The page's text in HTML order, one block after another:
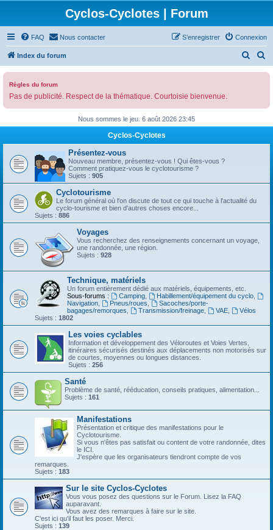
Cyclos-Cyclotes | Forum
FAQ Nous contacter Connexion
S’enregistrer
Index du forum
r
c
r
r
c
r
Règles du forum
Pas de publicité. Respect de la thématique. Courtoisie bienvenue.
Nous sommes le jeu. 6 août 2026 23:45
Cyclos-Cyclotes
Présentez-vous
Nouveau membre, présentez-vous ! Qui êtes-vous ?
Comment pratiquez-vous le cyclotourisme ?
Sujets : 905
Cyclotourisme
Le forum général où l'on discute de tout ce qui touche à l'actualité du
cyclo-tourisme et bien d'autres choses encore...
Sujets : 886
Voyages
Vous recherchez des renseignements concernant un voyage,
une randonnée, une région.
Sujets : 928
Technique, matériels
Un forum entièrement dédié aux matériels, équipements, etc.
Sous-forums :
Camping, Habillement/équipement du cyclo,
Navigation
Pneus/roues
Sacoches/porte-
bagages/remorques
Transmission/freinage, VAE,
Vélos
Sujets : 1802
Les voies cyclables
Information et développement des Véloroutes et Voies Vertes,
itinéraires sécurisés destinés aux déplacements non motorisés sur
de courtes, moyennes ou longues distances.
Sujets : 256
Santé
Problème de santé, rééducation, conseils pratiques, alimentation...
Sujets : 161
Manifestations
Présentation et critique des manifestations pour le
Cyclotourisme.
Si vous n'êtes pas satisfait ou content de votre randonnée, dites
le ICI.
J'espère que les organisateurs tiendront compte de vos
remarques.
Sujets : 183
Sur le site Cyclos-Cyclotes
Vous vous posez des questions sur le Forum. Lisez la FAQ
auparavant.
Vous avez des remarques à faire sur le site.
C'est ici qu'il faut les poser. Merci.
Sujets : 139